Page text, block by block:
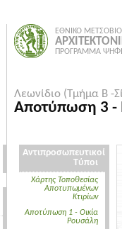
ΕΘΝΙΚΟ
ΠΡΟΓΡΑΜΜΑ
Λεωνίδιο (Τμήμα Β -
Αποτύπωση 3 -
Αντιπροσωπευτικοί
Τύποι
Χάρτης Τοποθεσίας
Αποτυπωμένων
Κτιρίων
Αποτύπωση 1 - Οικία
Ρουσάλη